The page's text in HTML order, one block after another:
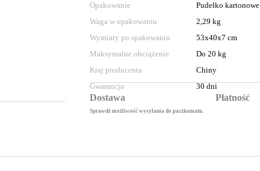
Opakowanie
Pudełko kartonowe
Waga w opakowaniu
2,29 kg
Wymiary po spakowaniu
53x40x7 cm
Maksymalne obciążenie
Do 20 kg
Kraj producenta
Chiny
Gwarancja
30 dni
Dostawa
Sprawdż możliwość wysyłania do paczkomatu.
Płatność